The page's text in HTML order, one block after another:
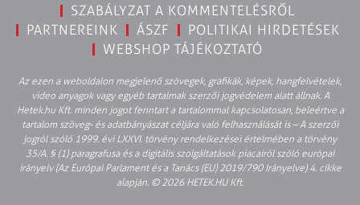
SZABÁLYZAT A KOMMENTELÉSRŐL
PARTNEREINK
ÁSZF
POLITIKAI HIRDETÉSEK
WEBSHOP TÁJÉKOZTATÓ
Az ezen a weboldalon megjelenő szövegek, grafikák, képek, hangfelvételek,
video anyagok vagy egyéb tartalmak szerzői jogvédelem alatt állnak. A
Hetek.hu Kft. minden jogot fenntart a tartalommal kapcsolatosan, beleértve a
tartalom szöveg- és adatbányászat céljára való felhasználását is – A szerzői
jogról szóló 1999. évi LXXVI. törvény rendelkezései értelmében a törvény
35/A. § (1) paragrafusa és a digitális szolgáltatások piacairól szóló európai
irányelv (Az Európai Parlament és a Tanács (EU) 2019/790 Irányelve) 4. cikke
alapján. © 2026 HETEK.HU Kft.